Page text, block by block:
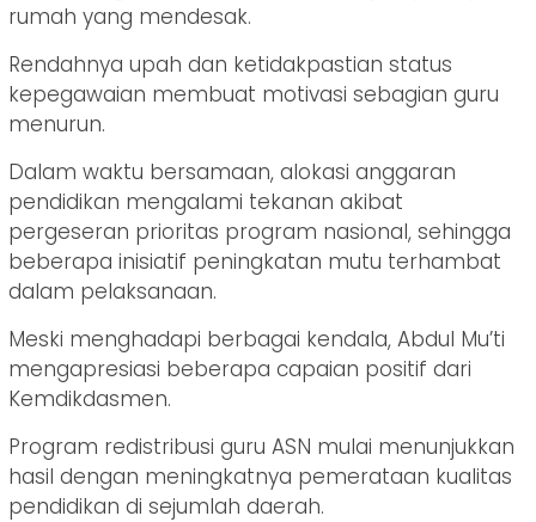
rumah yang mendesak.
Rendahnya upah dan ketidakpastian status
kepegawaian membuat motivasi sebagian guru
menurun.
Dalam waktu bersamaan, alokasi anggaran
pendidikan mengalami tekanan akibat
pergeseran prioritas program nasional, sehingga
beberapa inisiatif peningkatan mutu terhambat
dalam pelaksanaan.
Meski menghadapi berbagai kendala, Abdul Mu’ti
mengapresiasi beberapa capaian positif dari
Kemdikdasmen.
Program redistribusi guru ASN mulai menunjukkan
hasil dengan meningkatnya pemerataan kualitas
pendidikan di sejumlah daerah.